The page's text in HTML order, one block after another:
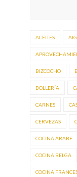
ACEITES AIG
BIZCOCHO
BOLLERÍA
CARNES
CERVEZAS
COCINA ÁRABE
COCINA BELGA
COCINA